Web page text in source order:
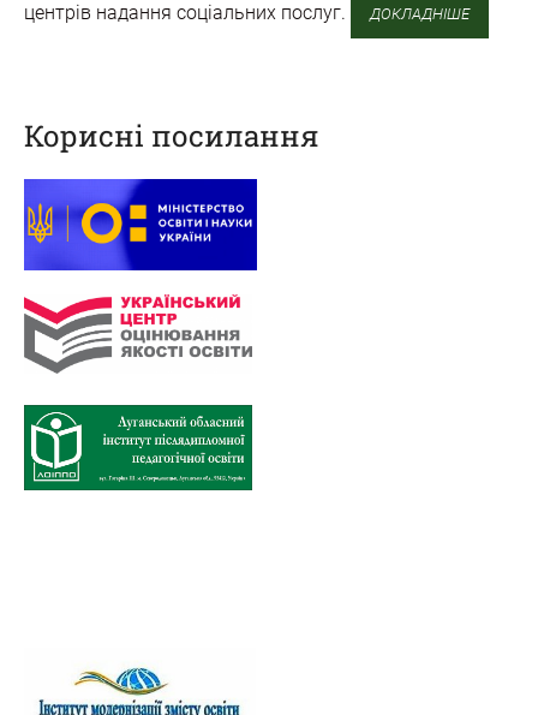
центрів надання соціальних послуг.
ДОКЛАДНІШЕ
Корисні посилання